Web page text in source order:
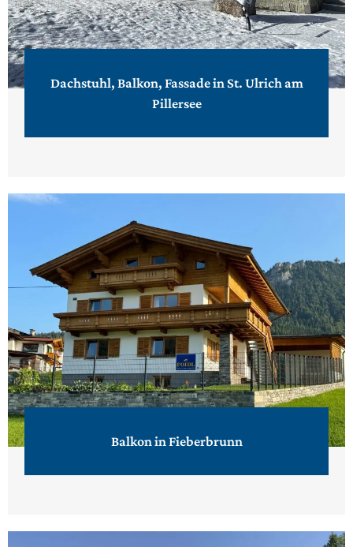
Dachstuhl, Balkon, Fassade in St. Ulrich am
Pillersee
Balkon in Fieberbrunn